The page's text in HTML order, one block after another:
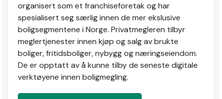
organisert som et franchiseforetak og har
spesialisert seg særlig innen de mer ekslusive
boligsegmentene i Norge. Privatmegleren tilbyr
meglertjenester innen kjøp og salg av brukte
boliger, fritidsboliger, nybygg og næringseiendom.
De er opptatt av å kunne tilby de seneste digitale
verktøyene innen boligmegling.